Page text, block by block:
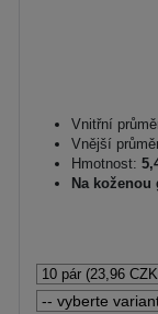
Vnitřní
Vnější
Hmotnost:
Na koženou